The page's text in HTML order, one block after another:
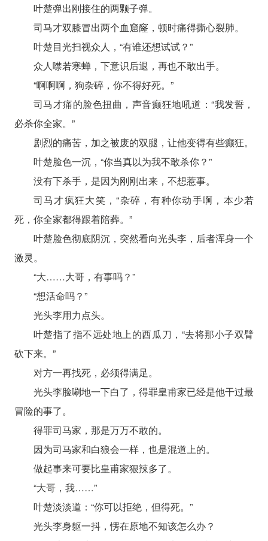
叶楚弹出刚接住的两颗子弹。
司马才双膝冒出两个血窟窿，顿时痛得撕心裂肺。
叶楚目光扫视众人，“有谁还想试试？”
众人噤若寒蝉，下意识后退，再也不敢出手。
“啊啊啊，狗杂碎，你不得好死。”
司马才痛的脸色扭曲，声音癫狂地吼道：“我发誓，
必杀你全家。”
剧烈的痛苦，加之被废的双腿，让他变得有些癫狂。
叶楚脸色一沉，“你当真以为我不敢杀你？”
没有下杀手，是因为刚刚出来，不想惹事。
司马才疯狂大笑，“杂碎，有种你动手啊，本少若
死，你全家都得跟着陪葬。”
叶楚脸色彻底阴沉，突然看向光头李，后者浑身一个
激灵。
“大……大哥，有事吗？”
“想活命吗？”
光头李用力点头。
叶楚指了指不远处地上的西瓜刀，“去将那小子双臂
砍下来。”
对方一再找死，必须得满足。
光头李脸唰地一下白了，得罪皇甫家已经是他干过最
冒险的事了。
得罪司马家，那是万万不敢的。
因为司马家和白狼会一样，也是混道上的。
做起事来可要比皇甫家狠辣多了。
“大哥，我……”
叶楚淡淡道：“你可以拒绝，但得死。”
光头李身躯一抖，愣在原地不知该怎么办？